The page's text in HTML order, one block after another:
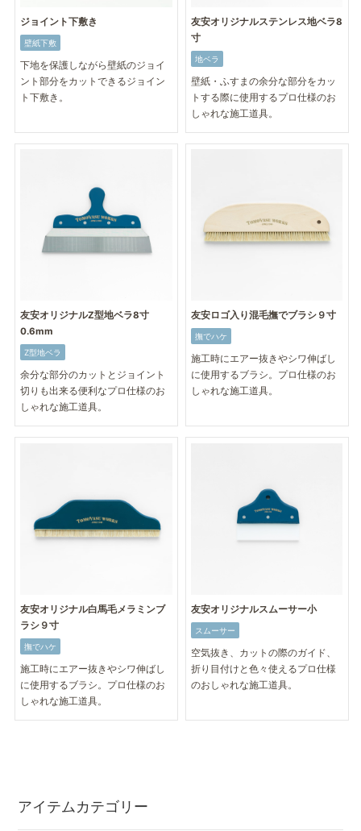
ジョイント下敷き
壁紙下敷
下地を保護しながら壁紙のジョイ
ント部分をカットできるジョイン
ト下敷き。
友安オリジナルステンレス地ベラ8
寸
地ベラ
壁紙・ふすまの余分な部分をカッ
トする際に使用するプロ仕様のお
しゃれな施工道具。
友安オリジナルZ型地ベラ8寸
0.6mm
Z型地ベラ
余分な部分のカットとジョイント
切りも出来る便利なプロ仕様のお
しゃれな施工道具。
友安ロゴ入り混毛撫でブラシ９寸
撫でハケ
施工時にエアー抜きやシワ伸ばし
に使用するブラシ。プロ仕様のお
しゃれな施工道具。
友安オリジナル白馬毛メラミンブ
ラシ９寸
撫でハケ
施工時にエアー抜きやシワ伸ばし
に使用するブラシ。プロ仕様のお
しゃれな施工道具。
友安オリジナルスムーサー小
スムーサー
空気抜き、カットの際のガイド、
折り目付けと色々使えるプロ仕様
のおしゃれな施工道具。
アイテムカテゴリー